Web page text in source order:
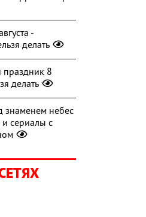
-
делать
8
делать
знаменем небес
сериалы с